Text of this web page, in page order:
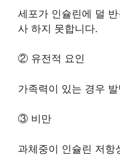
세포가 인슐린에 덜
사 하지 못합니다.
② 유전적 요인
가족력이 있는 경우
③ 비만
과체중이 인슐린 저항